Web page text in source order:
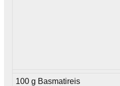
100 g Basmatireis